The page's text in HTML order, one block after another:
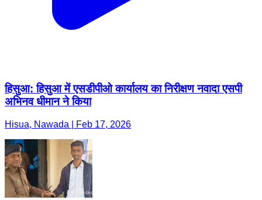
हिसुआ: हिसुआ में एसडीपीओ कार्यालय का निरीक्षण नवादा एसपी
अभिनव धीमान ने किया
Hisua, Nawada | Feb 17, 2026